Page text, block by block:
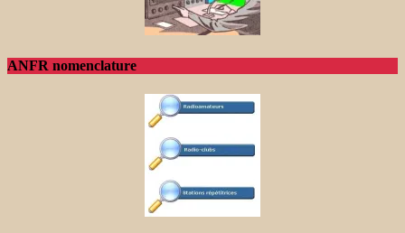
ANFR nomenclature